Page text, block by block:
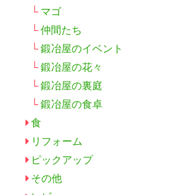
マゴ
仲間たち
鍛冶屋のイベント
鍛冶屋の花々
鍛冶屋の裏庭
鍛冶屋の食卓
食
リフォーム
ピックアップ
その他